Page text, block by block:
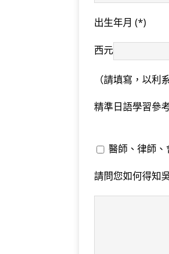
出生年月 (*)
西元
（請填寫，以利
精準日語學習參
醫師、律師、
請問您如何得知